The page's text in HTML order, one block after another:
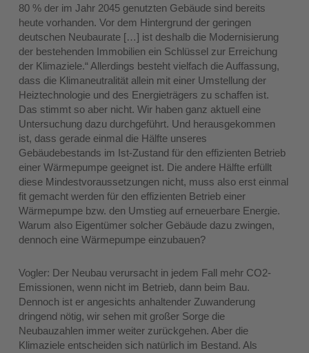
80 % der im Jahr 2045 genutzten Gebäude sind bereits
heute vorhanden. Vor dem Hintergrund der geringen
deutschen Neubaurate […] ist deshalb die Modernisierung
der bestehenden Immobilien ein Schlüssel zur Erreichung
der Klimaziele.“ Allerdings besteht vielfach die Auffassung,
dass die Klimaneutralität allein mit einer Umstellung der
Heiztechnologie und des Energieträgers zu schaffen ist.
Das stimmt so aber nicht. Wir haben ganz aktuell eine
Untersuchung dazu durchgeführt. Und herausgekommen
ist, dass gerade einmal die Hälfte unseres
Gebäudebestands im Ist-Zustand für den effizienten Betrieb
einer Wärmepumpe geeignet ist. Die andere Hälfte erfüllt
diese Mindestvoraussetzungen nicht, muss also erst einmal
fit gemacht werden für den effizienten Betrieb einer
Wärmepumpe bzw. den Umstieg auf erneuerbare Energie.
Warum also Eigentümer solcher Gebäude dazu zwingen,
dennoch eine Wärmepumpe einzubauen?
Vogler: Der Neubau verursacht in jedem Fall mehr CO2-
Emissionen, wenn nicht im Betrieb, dann beim Bau.
Dennoch ist er angesichts anhaltender Zuwanderung
dringend nötig, wir sehen mit großer Sorge die
Neubauzahlen immer weiter zurückgehen. Aber die
Klimaziele entscheiden sich natürlich im Bestand. Als